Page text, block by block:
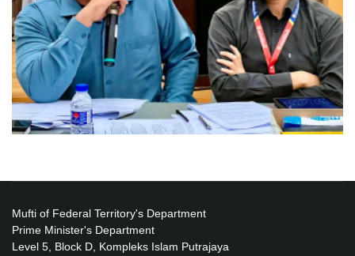
Mufti of Federal Territory's Department
Prime Minister's Department
Level 5, Block D, Kompleks Islam Putrajaya